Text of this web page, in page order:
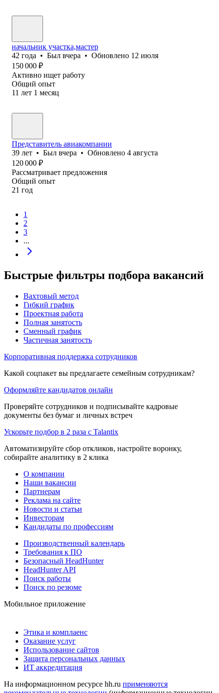
начальник участка,мастер
42 года • Был вчера • Обновлено 12 июля
150 000 ₽
Активно ищет работу
Общий опыт
11 лет 1 месяц
Представитель авиакомпании
39 лет • Был вчера • Обновлено 4 августа
120 000 ₽
Рассматривает предложения
Общий опыт
21 год
1
2
3
...
Быстрые фильтры подбора вакансий
Вахтовый метод
Гибкий график
Проектная работа
Полная занятость
Сменный график
Частичная занятость
Корпоративная поддержка сотрудников
Какой соцпакет вы предлагаете семейным сотрудникам?
Оформляйте кандидатов онлайн
Проверяйте сотрудников и подписывайте кадровые
документы без бумаг и личных встреч
Ускорьте подбор в 2 раза с Talantix
Автоматизируйте сбор откликов, настройте воронку,
собирайте аналитику в 2 клика
О компании
Наши вакансии
Партнерам
Реклама на сайте
Новости и статьи
Инвесторам
Кандидаты по профессиям
Производственный календарь
Требования к ПО
Безопасный HeadHunter
HeadHunter API
Поиск работы
Поиск по резюме
Мобильное приложение
Этика и комплаенс
Оказание услуг
Использование сайтов
Защита персональных данных
ИТ аккредитация
На информационном ресурсе hh.ru применяются